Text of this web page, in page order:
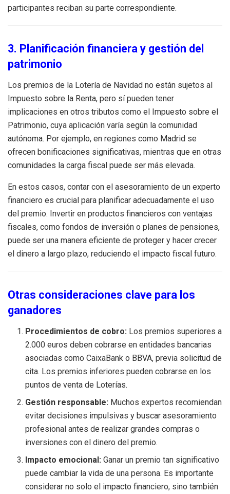
participantes reciban su parte correspondiente.
3. Planificación financiera y gestión del
patrimonio
Los premios de la Lotería de Navidad no están sujetos al
Impuesto sobre la Renta, pero sí pueden tener
implicaciones en otros tributos como el Impuesto sobre el
Patrimonio, cuya aplicación varía según la comunidad
autónoma. Por ejemplo, en regiones como Madrid se
ofrecen bonificaciones significativas, mientras que en otras
comunidades la carga fiscal puede ser más elevada.
En estos casos, contar con el asesoramiento de un experto
financiero es crucial para planificar adecuadamente el uso
del premio. Invertir en productos financieros con ventajas
fiscales, como fondos de inversión o planes de pensiones,
puede ser una manera eficiente de proteger y hacer crecer
el dinero a largo plazo, reduciendo el impacto fiscal futuro.
Otras consideraciones clave para los
ganadores
Procedimientos de cobro: Los premios superiores a
2.000 euros deben cobrarse en entidades bancarias
asociadas como CaixaBank o BBVA, previa solicitud de
cita. Los premios inferiores pueden cobrarse en los
puntos de venta de Loterías.
Gestión responsable: Muchos expertos recomiendan
evitar decisiones impulsivas y buscar asesoramiento
profesional antes de realizar grandes compras o
inversiones con el dinero del premio.
Impacto emocional: Ganar un premio tan significativo
puede cambiar la vida de una persona. Es importante
considerar no solo el impacto financiero, sino también